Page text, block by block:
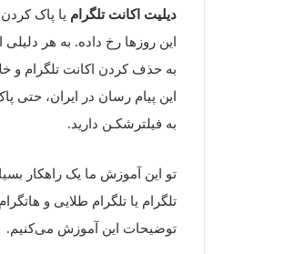
دیلیت اکانت تلگرام
این روزها رخ داده. به هر
به حذف کردن اکانت تلگرام و
این پیام رسان در ایران،
به فیلترشکـن دارید.
تو این آموزش ما یک راهکار
تلگرام یا تلگرام طلایی و
توضیحات این آموزش می‌کنیم.